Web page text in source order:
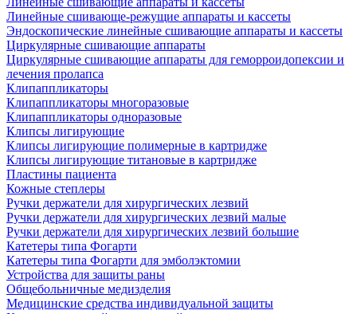
Линейные сшивающе-режущие аппараты и кассеты
Эндоскопические линейные сшивающие аппараты и кассеты
Циркулярные сшивающие аппараты
Циркулярные сшивающие аппараты для геморроидопексии и
лечения пролапса
Клипаппликаторы
Клипаппликаторы многоразовые
Клипаппликаторы одноразовые
Клипсы лигирующие
Клипсы лигирующие полимерные в картридже
Клипсы лигирующие титановые в картридже
Пластины пациента
Кожные степлеры
Ручки держатели для хирургических лезвий
Ручки держатели для хирургических лезвий малые
Ручки держатели для хирургических лезвий большие
Катетеры типа Фогарти
Катетеры типа Фогарти для эмболэктомии
Устройства для защиты раны
Общебольничные медизделия
Медицинские средства индивидуальной защиты